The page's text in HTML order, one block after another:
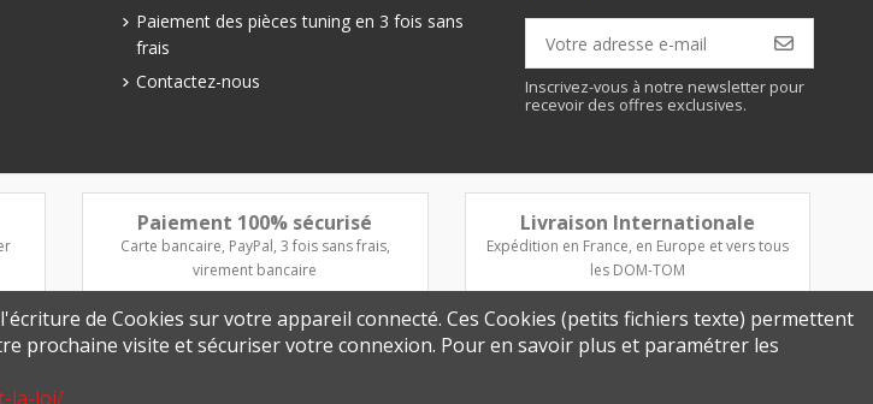
Paiement des pièces tuning en 3 fois sans
frais
Contactez-nous
Inscrivez-vous à notre newsletter pour
recevoir des offres exclusives.
Paiement 100% sécurisé
Carte bancaire, PayPal, 3 fois sans frais,
virement bancaire
Livraison Internationale
Expédition en France, en Europe et vers tous
les DOM-TOM
de Cookies sur votre appareil connecté. Ces Cookies (petits fichiers texte) permettent
prochaine visite et sécuriser votre connexion. Pour en savoir plus et paramétrer les
la-loi/